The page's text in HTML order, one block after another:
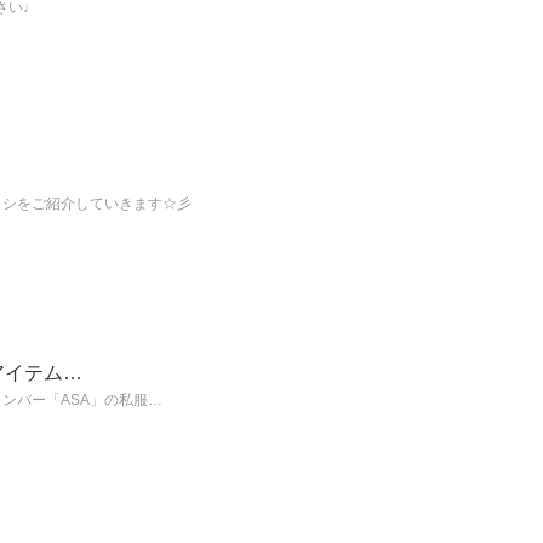
い♩
シをご紹介していきます☆彡
イテム…
バー「ASA」の私服…